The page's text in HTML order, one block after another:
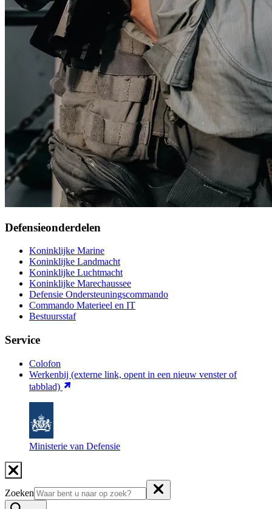
Defensieonderdelen
Koninklijke Marine
Koninklijke Landmacht
Koninklijke Luchtmacht
Koninklijke Marechaussee
Defensie Ondersteuningscommando
Commando Materieel en IT
Bestuursstaf
Service
Colofon
Werkenbij (externe link, opent in een nieuw venster of
tabblad)
Ministerie van Defensie
Zoeken